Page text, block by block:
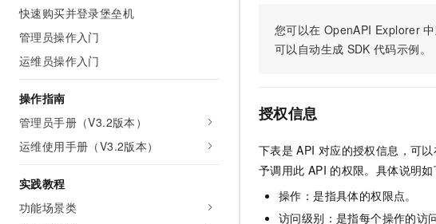
快速购买并登录堡垒机
管理员操作入门
运维员操作入门
操作指南
管理员手册（V3.2版本）
运维使用手册（V3.2版本）
实践教程
功能场景类
您可以在 OpenAPI Explorer
可以自动生成 SDK 代码示例。
授权信息
下表是 API 对应的授权信息，可以
予调用此 API 的权限。具体说明如
操作：是指具体的权限点。
访问级别：是指每个操作的访
千问AI平台-Token Plan
千问AI平台-模型体验
在线体验全尺寸、多种模态的模型效果
安全
中间件
数据库
大数据计算
媒体服务
企业服务与云通信
网络
可观测
企业出海
政企业务
1亿+ 大模型 tokens 和 30+ 款产品免费体验
大模型ACA认证体验
Tableau 订阅
AI空中课堂在线直播课堂（旗舰版）
生态解决方案
开发者生态解决方案
AI 开发和 AI 应用解决方案
云开发大赛
入门学习赛